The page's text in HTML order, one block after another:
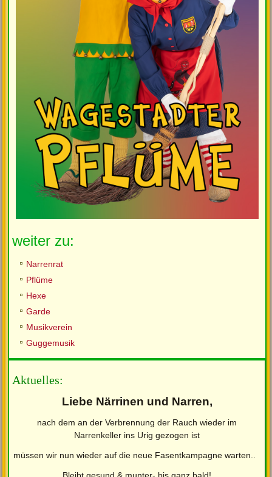
weiter zu:
Narrenrat
Pflüme
Hexe
Garde
Musikverein
Guggemusik
Aktuelles:
Liebe Närrinen und Narren,
nach dem an der Verbrennung der Rauch wieder im
Narrenkeller ins Urig gezogen ist
müssen wir nun wieder auf die neue Fasentkampagne warten..
Bleibt gesund & munter- bis ganz bald!